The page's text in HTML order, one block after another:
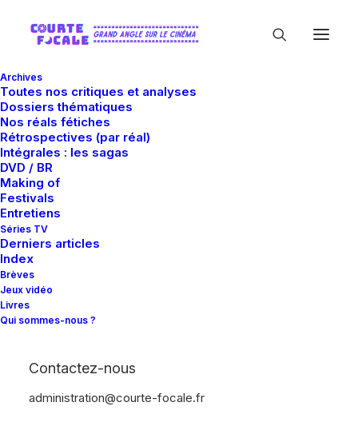
Archives
Toutes nos critiques et analyses
Dossiers thématiques
Nos réals fétiches
Rétrospectives (par réal)
Intégrales : les sagas
DVD / BR
Making of
Festivals
Entretiens
Séries TV
Derniers articles
Index
Brèves
Jeux vidéo
Livres
Qui sommes-nous ?
Contactez-nous
administration@courte-focale.fr